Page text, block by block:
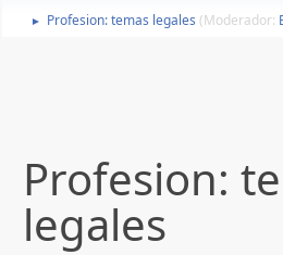
► Profesion: temas legales (Moderador:
Profesion:
legales